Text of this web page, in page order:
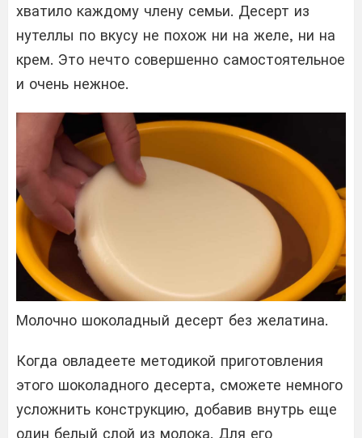
хватило каждому члену семьи. Десерт из
нутеллы по вкусу не похож ни на желе, ни на
крем. Это нечто совершенно самостоятельное
и очень нежное.
Молочно шоколадный десерт без желатина.
Когда овладеете методикой приготовления
этого шоколадного десерта, сможете немного
усложнить конструкцию, добавив внутрь еще
один белый слой из молока. Для его